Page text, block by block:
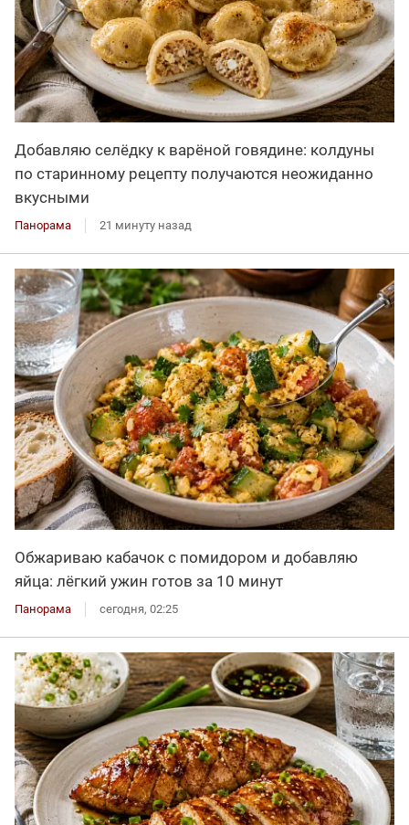
Добавляю селёдку к варёной говядине: колдуны
по старинному рецепту получаются неожиданно
вкусными
Панорама 21 минуту назад
Обжариваю кабачок с помидором и добавляю
яйца: лёгкий ужин готов за 10 минут
Панорама сегодня, 02:25